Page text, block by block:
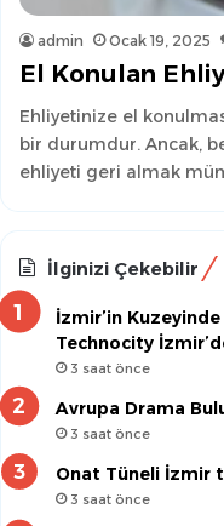
admin Ocak 19, 2025
El Konulan
Ehliyetinize el
bir durumdur. Ancak,
ehliyeti geri almak
İlginizi Çekebilir
İzmir’in
Technocity
3 saat önce
Avrupa Drama
3 saat önce
Onat Tüneli İzmir
3 saat önce